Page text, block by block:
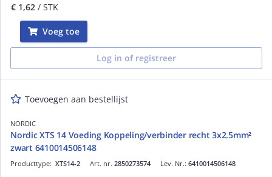
€ 1,62 / STK
Voeg toe
Log in of registreer
Toevoegen aan bestellijst
NORDIC
Nordic XTS 14 Voeding Koppeling/verbinder recht 3x2.5mm²
zwart 6410014506148
Art. nr. 2850273574
Producttype: XTS14-2 Lev. Nr.: 6410014506148